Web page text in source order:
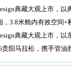
典藏大观上市，
，3.8米舱内有效空间
典藏大观上市，
贵阳马拉松，携手管